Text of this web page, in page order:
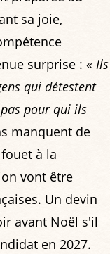
sa joie,
surprise : « Ils
qui détestent
pour qui ils
manquent de
à la
vont être
Un devin
avant Noël s'il
en 2027.